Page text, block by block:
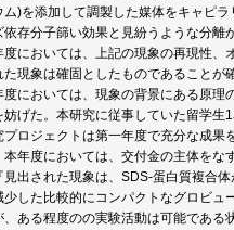
ム)を添加して調製した媒体をキャピ
依存分子篩い効果と見紛うような分離
度においては、上記の現象の再現性、
た現象は確固としたものであることが
度においては、現象の背景にある原理
妨げた。本研究に従事していた留学生
プロジェクトは第一年度で充分な成果
本年度においては、交付金の主体をな
見出された現象は、SDS-蛋白質複合
少した比較的にコンパクトなグロビュ
、ある程度のの実験活動は可能であ